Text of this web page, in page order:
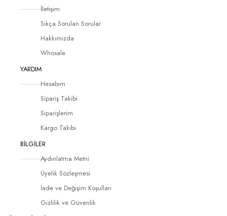
İletişim
Sıkça Sorulan Sorular
Hakkımızda
Whosale
YARDIM
Hesabım
Sipariş Takibi
Siparişlerim
Kargo Takibi
BİLGİLER
Aydınlatma Metni
Üyelik Sözleşmesi
İade ve Değişim Koşulları
Gizlilik ve Güvenlik